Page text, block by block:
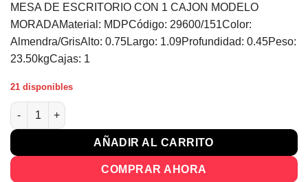
original
era:
$ 3.750.
actual
es:
$ 2.438.
MESA DE ESCRITORIO CON 1 CAJON MODELO
MORADAMaterial: MDPCódigo: 29600/151Color:
Almendra/GrisAlto: 0.75Largo: 1.09Profundidad: 0.45Peso:
23.50kgCajas: 1
21 disponibles
Escritorio Mesa Para Oficina Estudios Notebook Pc Morada
AÑADIR AL CARRITO
COMPRAR AHORA